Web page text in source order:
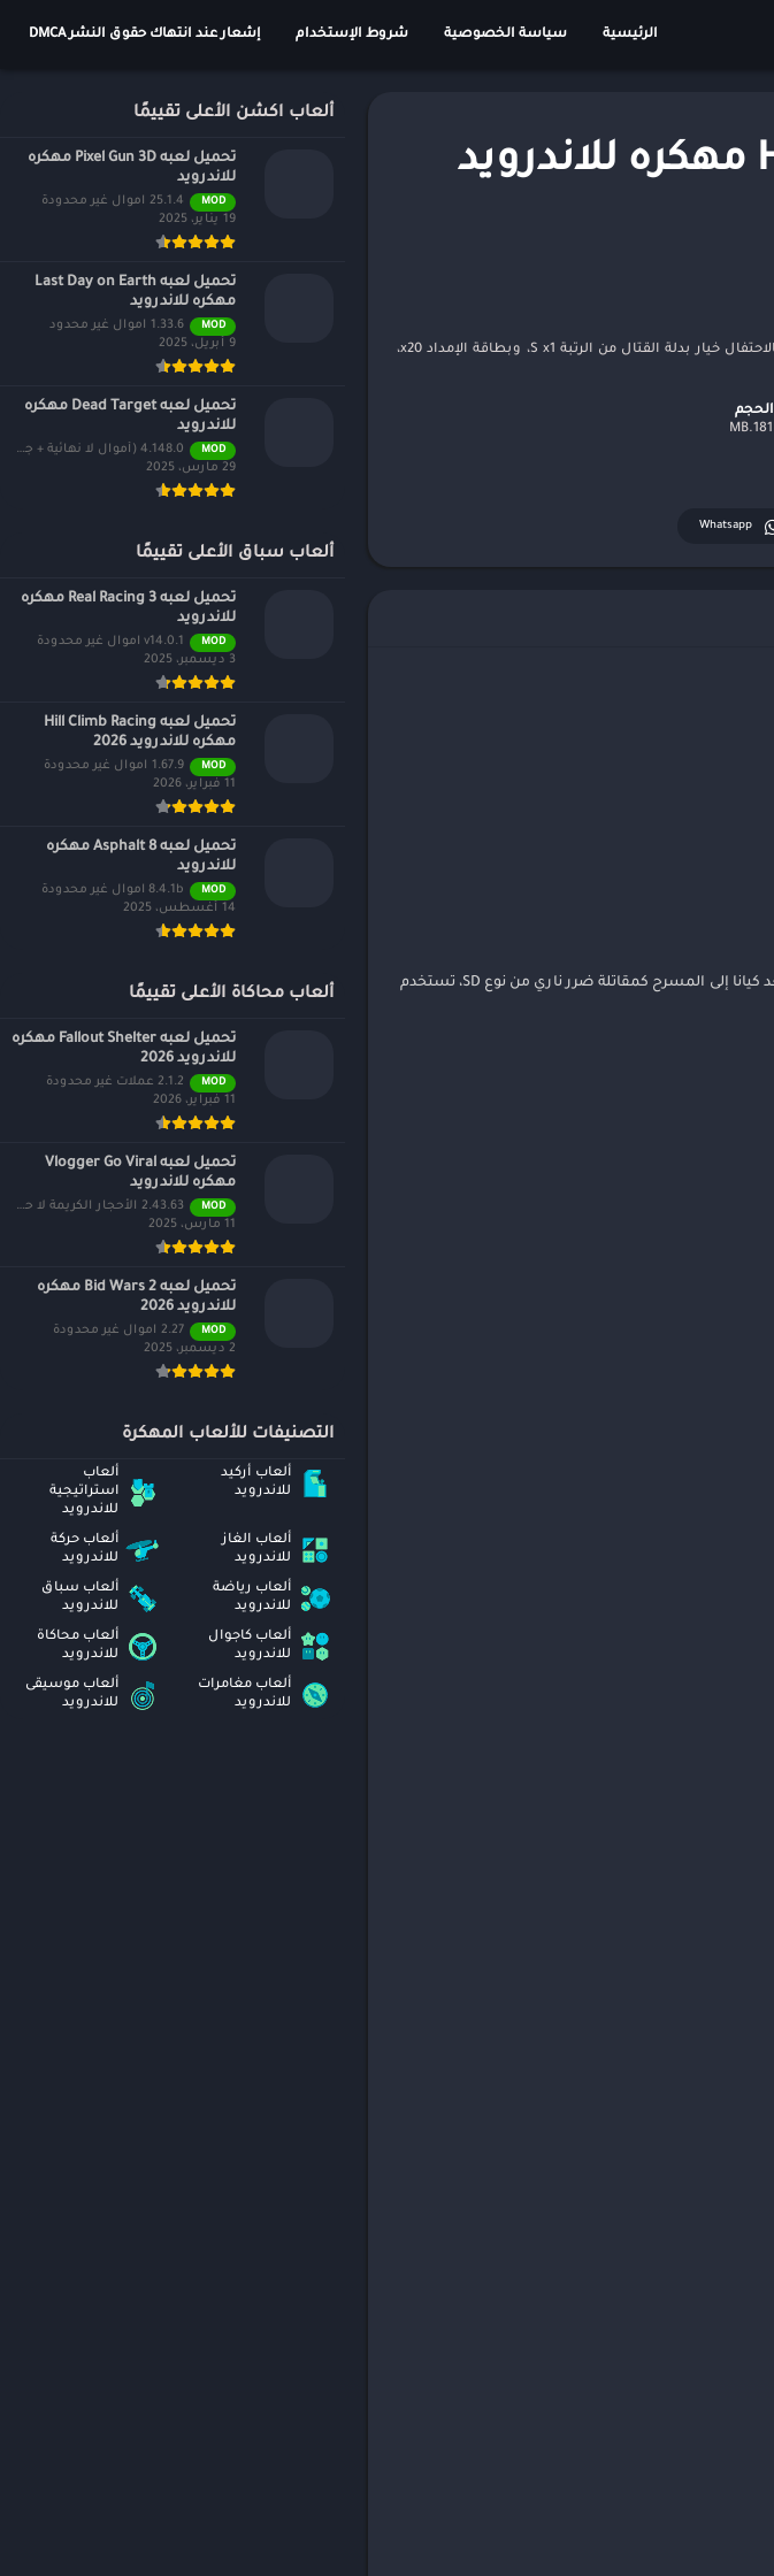
الرئيسية سياسة الخصوصية شروط الإستخدام إشعار عند انتهاك حقوق النشر DMCA
تحميل لعبه Honkai Impact 3rd مهكره للاندرويد
الإصدار 8.1 من الطبول بقرارات جديدة متاح الآن! تمنح أحداث تسجيل الدخول الخاصة بالاحتفال خيار بدلة القتال من الرتبة S x1، وبطاقة الإمداد x20،
الحجم
181.MB
Whatsapp
انضمي إلى كيانا في أول ظهور بدلتها القتالية الجديدة من الرتبة S. بمظهر مليء بالألوان وكعكة الأرز في يدها، تصعد كيانا إلى المسرح كمقاتلة ضرر ناري من نوع SD، تستخدم
ألعاب اكشن الأعلى تقييمًا
تحميل لعبه Pixel Gun 3D مهكره
للاندرويد
MOD
25.1.4 اموال غير محدودة
19 يناير، 2025
تحميل لعبه Last Day on Earth
مهكره للاندرويد
MOD
1.33.6 اموال غير محدود
9 أبريل، 2025
تحميل لعبه Dead Target مهكره
للاندرويد
MOD
4.148.0 (أموال لا نهائية + جميع المستويات)
29 مارس، 2025
ألعاب سباق الأعلى تقييمًا
تحميل لعبه Real Racing 3 مهكره
للاندرويد
MOD
v14.0.1 اموال غير محدودة
3 ديسمبر، 2025
تحميل لعبه Hill Climb Racing
مهكره للاندرويد 2026
MOD
1.67.9 اموال غير محدودة
11 فبراير، 2026
تحميل لعبه Asphalt 8 مهكره
للاندرويد
MOD
8.4.1b اموال غير محدودة
14 أغسطس، 2025
ألعاب محاكاة الأعلى تقييمًا
تحميل لعبه Fallout Shelter مهكره
للاندرويد 2026
MOD
2.1.2 عملات غير محدودة
11 فبراير، 2026
تحميل لعبه Vlogger Go Viral
مهكره للاندرويد
MOD
2.43.63 الأحجار الكريمة لا حصر لها
11 مارس، 2025
تحميل لعبه Bid Wars 2 مهكره
للاندرويد 2026
MOD
2.27 اموال غير محدودة
2 ديسمبر، 2025
التصنيفات للألعاب المهكرة
ألعاب أركيد
للاندرويد
ألعاب
استراتيجية
للاندرويد
ألعاب الغاز
للاندرويد
ألعاب حركة
للاندرويد
ألعاب رياضة
للاندرويد
ألعاب سباق
للاندرويد
ألعاب كاجوال
للاندرويد
ألعاب محاكاة
للاندرويد
ألعاب مغامرات
للاندرويد
ألعاب موسيقى
للاندرويد